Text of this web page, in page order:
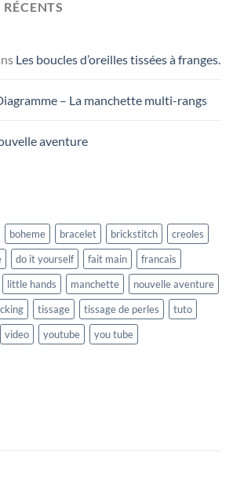
Les boucles d’oreilles tissées à franges.
– La manchette multi-rangs
aventure
boheme bracelet brickstitch
creoles
do it yourself fait main
francais
little hands manchette
nouvelle aventure
tissage tissage de perles
tuto
video youtube you tube